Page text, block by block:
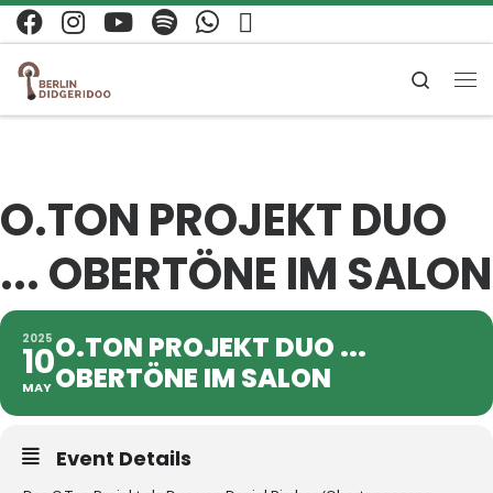
Zum Inhalt springen
Search
O.TON PROJEKT DUO
... OBERTÖNE IM SALON
2025
10
MAY
O.TON PROJEKT DUO ...
OBERTÖNE IM SALON
Event Details